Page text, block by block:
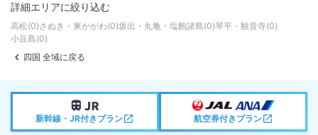
詳細エリアに絞り込む
高松(0)さぬき・東かがわ(0)坂出・丸亀・塩飽諸島(0)琴平・観音寺(0)
小豆島(0)
四国 全域に戻る
新幹線・JR付きプラン 航空券付きプラン